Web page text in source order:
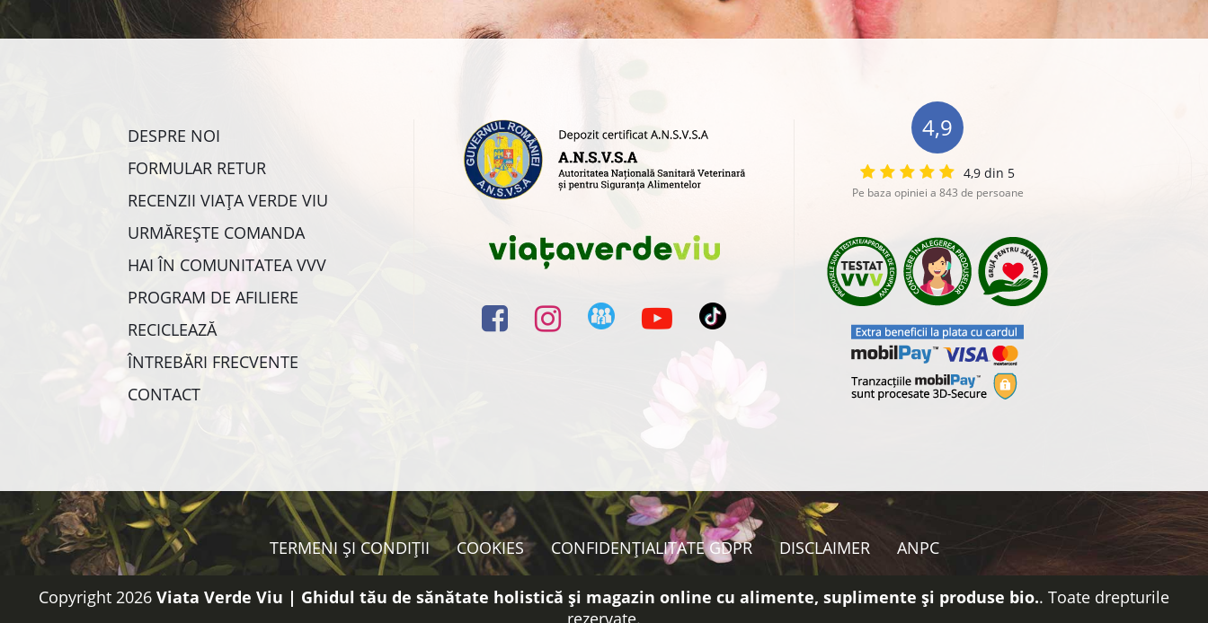
DESPRE NOI
FORMULAR RETUR
RECENZII VIAȚA VERDE VIU
URMĂREȘTE COMANDA
HAI ÎN COMUNITATEA VVV
PROGRAM DE AFILIERE
RECICLEAZĂ
ÎNTREBĂRI FRECVENTE
CONTACT
4,9
4,9 din 5
Pe baza opiniei a 843 de persoane
TERMENI ȘI CONDIȚII COOKIES CONFIDENȚIALITATE GDPR DISCLAIMER ANPC
Copyright 2026 Viata Verde Viu | Ghidul tău de sănătate holistică și magazin online cu alimente, suplimente și produse bio.. Toate drepturile
rezervate.